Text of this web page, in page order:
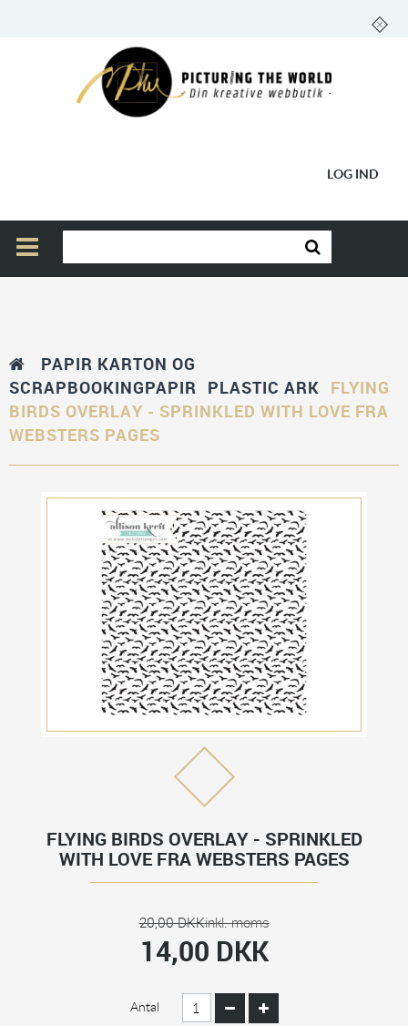
LOG IND
PAPIR KARTON OG
SCRAPBOOKINGPAPIR PLASTIC ARK FLYING
BIRDS OVERLAY - SPRINKLED WITH LOVE FRA
WEBSTERS PAGES
FLYING BIRDS OVERLAY - SPRINKLED
WITH LOVE FRA WEBSTERS PAGES
20,00 DKKinkl. moms
14,00 DKK
Antal